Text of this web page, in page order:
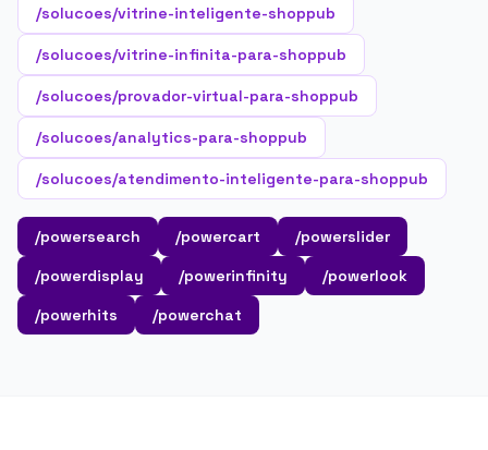
/solucoes/vitrine-inteligente-shoppub
/solucoes/vitrine-infinita-para-shoppub
/solucoes/provador-virtual-para-shoppub
/solucoes/analytics-para-shoppub
/solucoes/atendimento-inteligente-para-shoppub
/powersearch /powercart
/powerslider
/powerdisplay
/powerinfinity
/powerlook
/powerhits
/powerchat